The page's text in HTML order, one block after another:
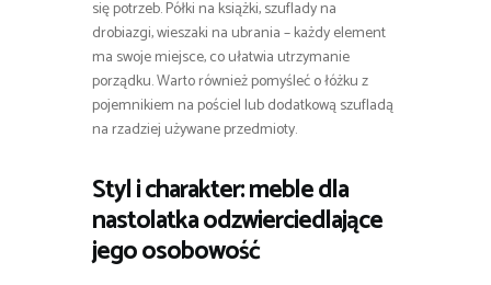
się potrzeb. Półki na książki, szuflady na
drobiazgi, wieszaki na ubrania – każdy element
ma swoje miejsce, co ułatwia utrzymanie
porządku. Warto również pomyśleć o łóżku z
pojemnikiem na pościel lub dodatkową szufladą
na rzadziej używane przedmioty.
Styl i charakter:meble dla
nastolatkaodzwierciedlające
jego osobowość